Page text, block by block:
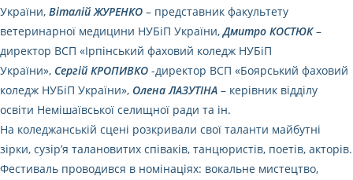
України, Віталій ЖУРЕНКО – представник факультету
ветеринарної медицини НУБіП України,Дмитро КОСТЮК–
директор ВСП «Ірпінський фаховий коледж НУБіП
України», Сергій КРОПИВКО -директор ВСП «Боярський фаховий
коледж НУБіП України», Олена ЛАЗУТІНА – керівник відділу
освіти Немішаївської селищної ради та ін.
На коледжанській сцені розкривали свої таланти майбутні
зірки, сузір’я талановитих співаків, танцюристів, поетів, акторів.
Фестиваль проводився в номінаціях: вокальне мистецтво,